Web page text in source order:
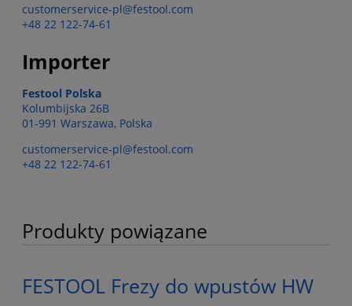
customerservice-pl@festool.com
+48 22 122-74-61
Importer
Festool Polska
Kolumbijska 26B
01-991 Warszawa, Polska
customerservice-pl@festool.com
+48 22 122-74-61
Produkty powiązane
FESTOOL Frezy do wpustów HW